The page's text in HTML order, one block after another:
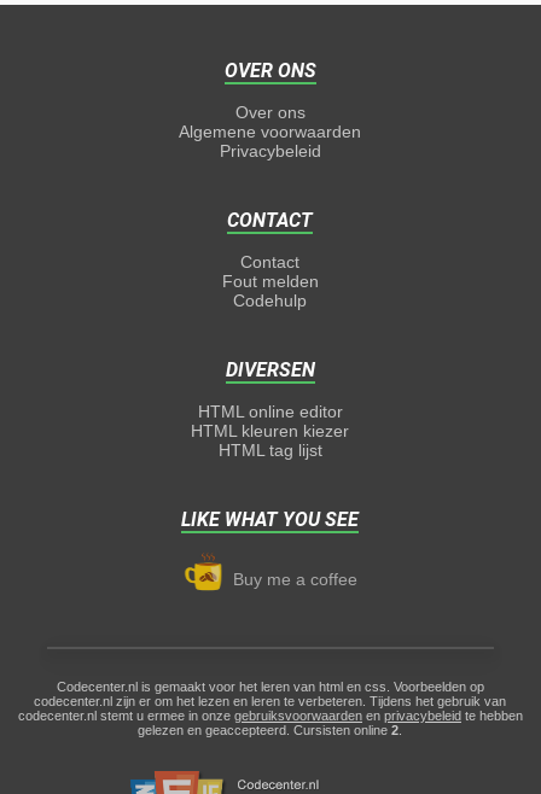
OVER ONS
Over ons
Algemene voorwaarden
Privacybeleid
CONTACT
Contact
Fout melden
Codehulp
DIVERSEN
HTML online editor
HTML kleuren kiezer
HTML tag lijst
LIKE WHAT YOU SEE
Buy me a coffee
Codecenter.nl is gemaakt voor het leren van html en css. Voorbeelden op
codecenter.nl zijn er om het lezen en leren te verbeteren. Tijdens het gebruik van
codecenter.nl stemt u ermee in onze gebruiksvoorwaardenen privacybeleidte hebben
gelezen en geaccepteerd. Cursisten online2